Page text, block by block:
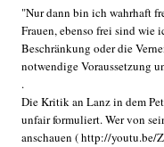
"Nur dann bin ich wahrhaft
Frauen, ebenso frei sind wie
Beschränkung oder die
notwendige Voraussetzung
.
Die Kritik an Lanz in dem
unfair formuliert. Wer von
anschauen ( http://youtu.be/